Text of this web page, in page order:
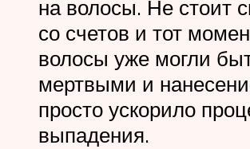
на волосы. Не стоит
со счетов и тот
волосы уже могли
мертвыми и
просто ускорило
выпадения.